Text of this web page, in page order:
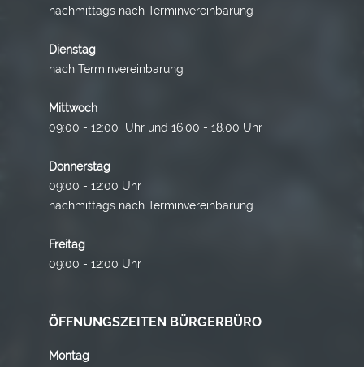
nachmittags nach Terminvereinbarung
Dienstag
nach Terminvereinbarung
Mittwoch
09:00 - 12:00 Uhr und 16.00 - 18.00 Uhr
Donnerstag
09:00 - 12:00 Uhr
nachmittags nach Terminvereinbarung
Freitag
09:00 - 12:00 Uhr
ÖFFNUNGSZEITEN BÜRGERBÜRO
Montag